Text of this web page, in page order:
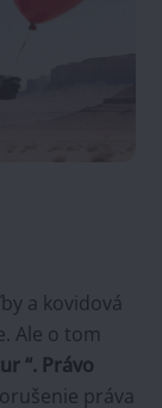
a kovidová
Ale o tom
“. Právo
práva